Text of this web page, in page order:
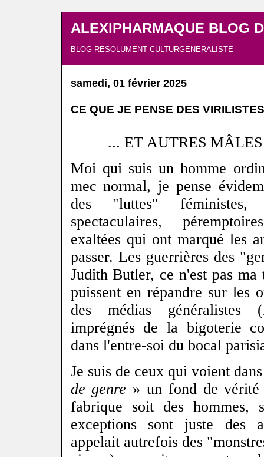
ALEXIPHARMAQUE BLOG
BLOG RESOLUMENT CULTURGENERALISTE
samedi, 01 février 2025
CE QUE JE PENSE DES
... ET AUTRES
Moi qui suis un homme
mec normal, je pense
des "luttes"
spectaculaires,
exaltées qui ont marqué les
passer. Les guerrières des
Judith Butler, ce n'est pas ma
puissent en répandre sur les
des médias généralistes
imprégnés de la bigoterie
dans l'entre-soi du bocal
Je suis de ceux qui voient
de genre » un fond de
fabrique soit des hommes,
exceptions sont juste des
appelait autrefois des